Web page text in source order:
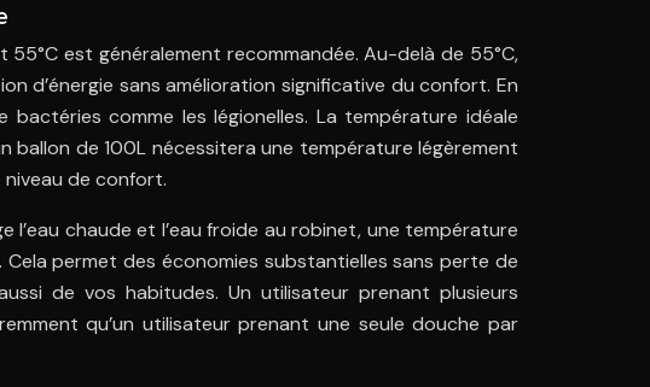
est généralement recommandée. Au-delà de 55°C,
d’énergie sans amélioration significative du confort. En
comme les légionelles. La température idéale
ballon de 100L nécessitera une température légèrement
niveau de confort.
l’eau chaude et l’eau froide au robinet, une température
permet des économies substantielles sans perte de
de vos habitudes. Un utilisateur prenant plusieurs
qu’un utilisateur prenant une seule douche par